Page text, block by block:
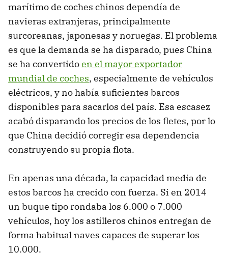
marítimo de coches chinos dependía de
navieras extranjeras, principalmente
surcoreanas, japonesas y noruegas. El problema
es que la demanda se ha disparado, pues China
se ha convertidoen el mayor exportador
mundial de coches, especialmente de vehículos
eléctricos, y no había suficientes barcos
disponibles para sacarlos del país. Esa escasez
acabó disparando los precios de los fletes, por lo
que China decidió corregir esa dependencia
construyendo su propia flota.
En apenas una década, la capacidad media de
estos barcos ha crecido con fuerza. Si en 2014
un buque tipo rondaba los 6.000 o 7.000
vehículos, hoy los astilleros chinos entregan de
forma habitual naves capaces de superar los
10.000.